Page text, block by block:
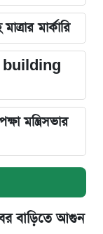
মার্কারি
building
মন্ত্রিসভার
বাড়িতে আগুন